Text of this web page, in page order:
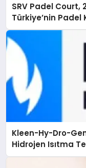
SRV Padel Court,
Türkiye’nin
Kleen-Hy-Dro-
Hidrojen Isıtma
Düzenleyici